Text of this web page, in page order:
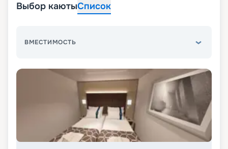
Выбор каютыСписок
ВМЕСТИМОСТЬ